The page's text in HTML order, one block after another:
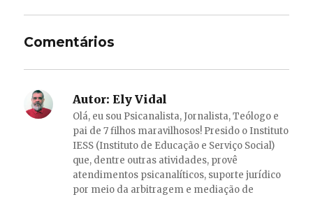
Comentários
Autor: Ely Vidal
Olá, eu sou Psicanalista, Jornalista, Teólogo e
pai de 7 filhos maravilhosos! Presido o Instituto
IESS (Instituto de Educação e Serviço Social)
que, dentre outras atividades, provê
atendimentos psicanalíticos, suporte jurídico
por meio da arbitragem e mediação de